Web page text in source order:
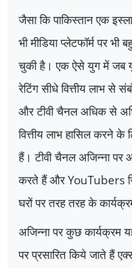
जैसा कि पाकिस्तान एक
भी मीडिया प्लेटफॉर्म पर भी
चुकी है। एक ऐसे युग में जब
रेटिंग सीधे वित्तीय लाभ से
और टीवी चैनल अधिक से
वित्तीय लाभ हासिल करने
हैं। टीवी चैनल अजिन्ना पर
करते हैं औरYouTubers
घरों पर तरह तरह के
अजिन्ना पर कुछ कार्यक्रम
पर प्रसारित किये जाते हैं